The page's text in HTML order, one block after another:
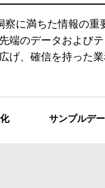
に満ちた情報の重
端のデータおよび
げ、確信を持った
サンプルデ